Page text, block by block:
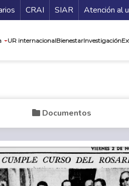
Guía de
CRAI SIAR Atención al
UR internacionalBienestarInvestigación
Documentos